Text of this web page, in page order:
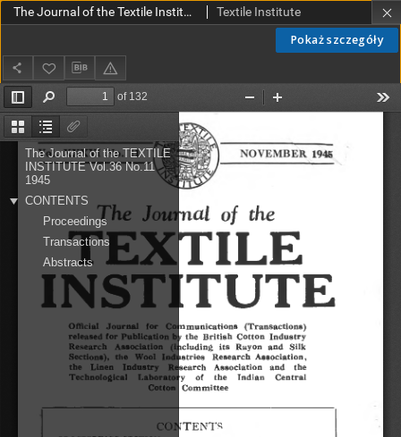
Pokaż szczegóły
The Journal of the Textile Institute vol. 36 no. 11 1945 Textile Institute